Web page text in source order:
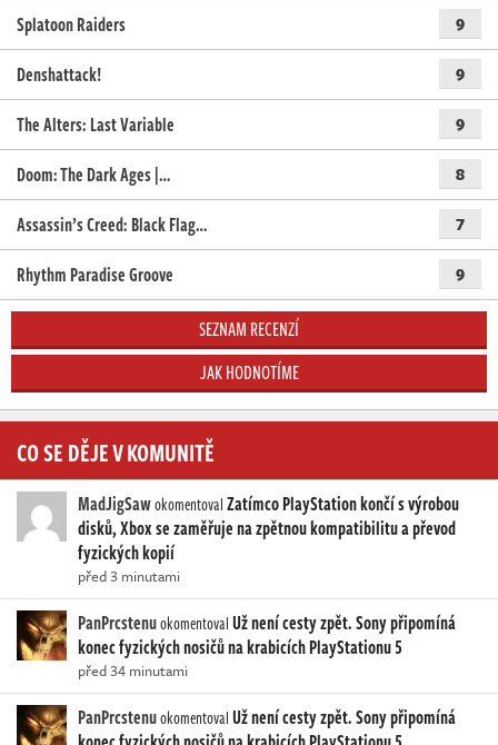
Splatoon Raiders 9
Denshattack! 9
The Alters: Last Variable 9
Doom: The Dark Ages |… 8
Assassin’s Creed: Black Flag… 7
Rhythm Paradise Groove 9
SEZNAM RECENZÍ
JAK HODNOTÍME
CO SE DĚJE V KOMUNITĚ
MadJigSawokomentovalZatímco PlayStation končí s výrobou
disků, Xbox se zaměřuje na zpětnou kompatibilitu a převod
fyzických kopií
před 3 minutami
PanPrcstenuokomentovalUž není cesty zpět. Sony připomíná
konec fyzických nosičů na krabicích PlayStationu 5
před 34 minutami
PanPrcstenuokomentovalUž není cesty zpět. Sony připomíná